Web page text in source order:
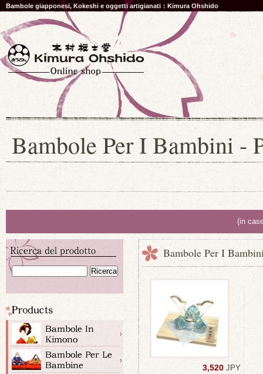
Bambole giapponesi, Kokeshi e oggetti artigianati：Kimura Ohshido
Bambole Per I Bambini -
(in
Bambole Per I
3,520 JPY